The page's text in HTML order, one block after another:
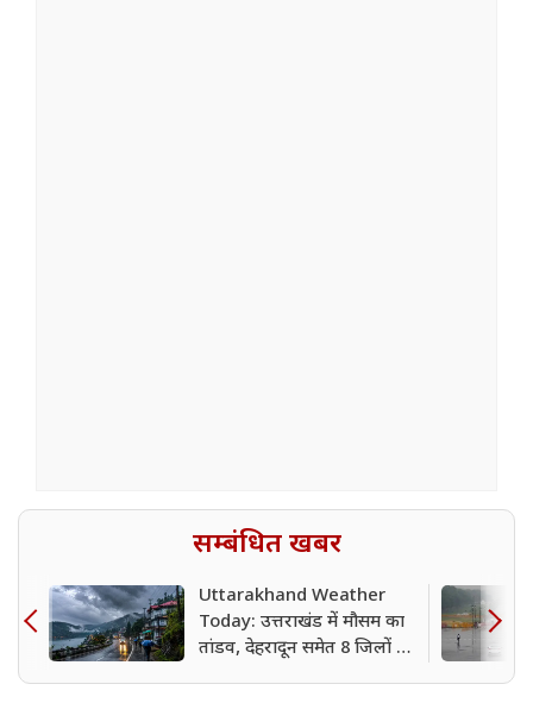
सम्बंधित खबर
Uttarakhand Weather
Today: उत्तराखंड में मौसम का
तांडव, देहरादून समेत 8 जिलों में